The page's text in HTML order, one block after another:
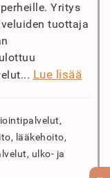
Yritys
tuottaja
Lue lisää
lääkehoito,
ulko- ja